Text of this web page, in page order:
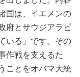
国は、イエメンの
府とサウジアラビ
いる」です。その
作戦を支えるた
ことをオバマ大統